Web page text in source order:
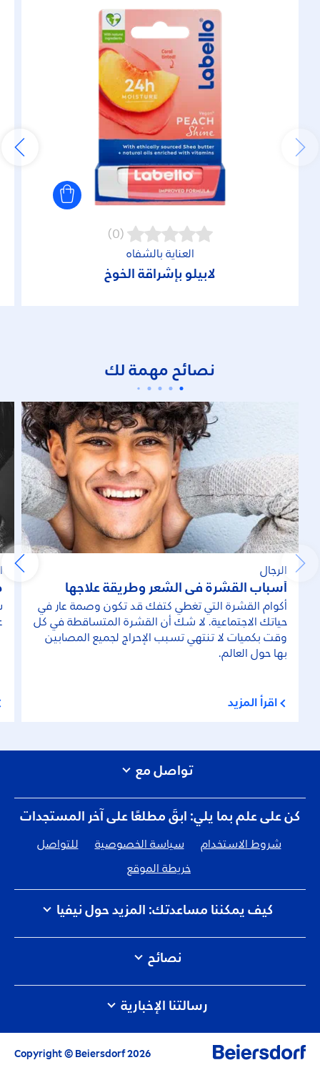
(0)
العناية بالشفاه
لابيلو بإشراقة الخوخ
نصائح مهمة لك
الرجال
أسباب القشرة في الشعر وطريقة علاجها
أكوام القشرة التي تغطي كتفك قد تكون وصمة عار في
حياتك الاجتماعية. لا شك أن القشرة المتساقطة في كل
وقت بكميات لا تنتهي تسبب الإحراج لجميع المصابين
بها حول العالم.
اقرأ المزيد
كن على علم بما يلي: ابقَ مطلعًا على آخر المستجدات
شروط الاستخدام سياسة الخصوصية للتواصل
خريطة الموقع
كيف يمكننا مساعدتك: المزيد حول نيفيا
الوظائف كيف تلمس نيڤيا الكوكب للتواصل
نصائح
تونر الوجه ما هو وما فوائده وكيفية استخدامه
غسول الوجه: ما هو، فوائده، وكيفية القيام به بالشكل
تنظيف الوجه
رسالتنا الإخبارية
والعروض
تواصل مع
Copyright © Beiersdorf 2026